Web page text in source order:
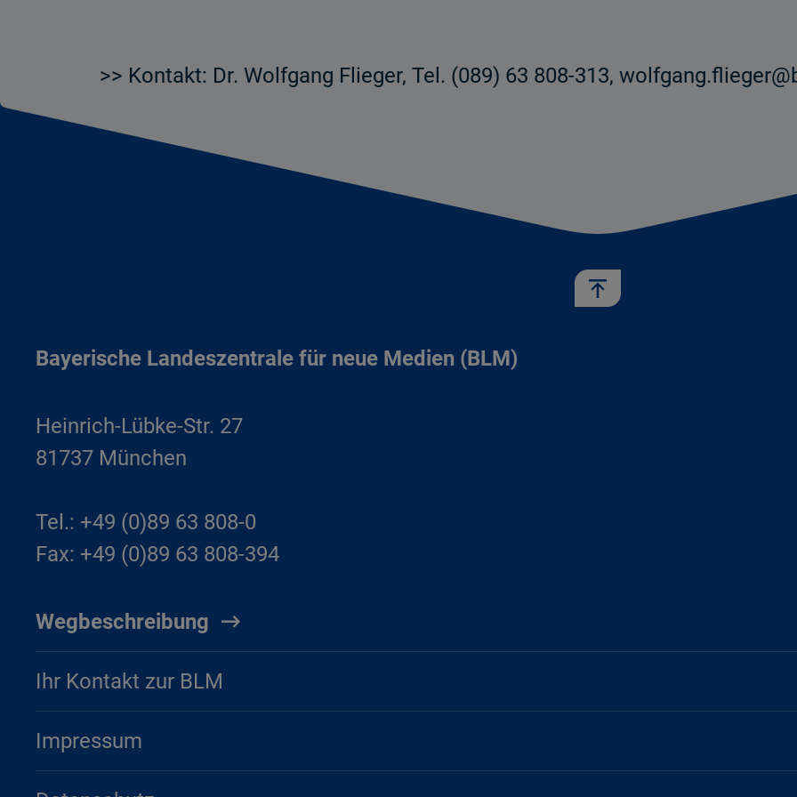
>> Kontakt: Dr. Wolfgang Flieger, Tel. (089) 63 808-313,
Bayerische Landeszentrale für neue Medien (BLM)
Heinrich-Lübke-Str. 27
81737 München
Tel.: +49 (0)89 63 808-0
Fax: +49 (0)89 63 808-394
Wegbeschreibung
Ihr Kontakt zur BLM
Impressum